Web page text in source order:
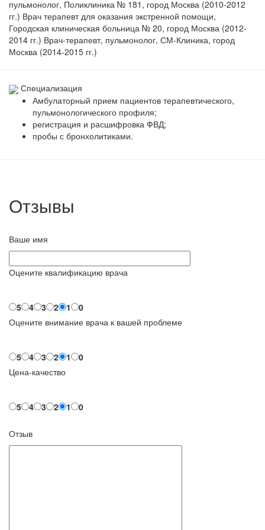
пульмонолог, Поликлиника № 181, город Москва (2010-2012
гг.) Врач терапевт для оказания экстренной помощи,
Городская клиническая больница № 20, город Москва (2012-
2014 гг.) Врач-терапевт, пульмонолог, СМ-Клиника, город
Москва (2014-2015 гг.)
Специализация
Амбулаторный прием пациентов терапевтического,
пульмонологического профиля;
регистрация и расшифровка ФВД;
пробы с бронхолитиками.
Отзывы
Ваше имя
Оцените квалификацию врача
5 4 3 2 1
0
Оцените внимание врача к вашей проблеме
5 4 3 2 1
0
Цена-качество
5 4 3 2 1 0
Отзыв